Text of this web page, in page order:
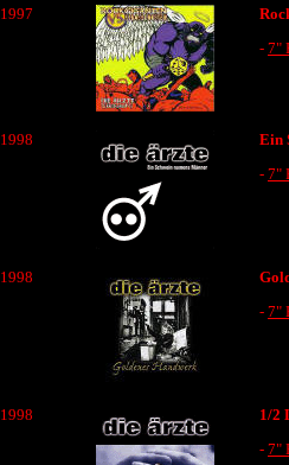
1997
- 7"
1998
Ein
- 7"
1998
- 7"
1998
1/2
- 7"